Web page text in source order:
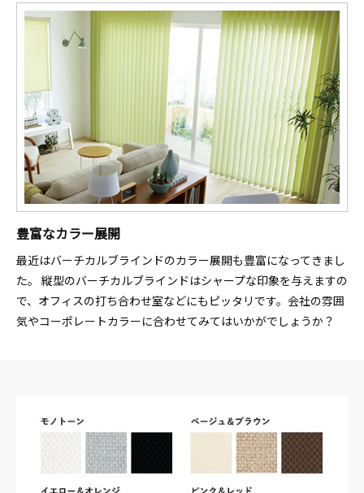
豊富なカラー展開
最近はバーチカルブラインドのカラー展開も豊富になってきまし
た。 縦型のバーチカルブラインドはシャープな印象を与えますの
で、オフィスの打ち合わせ室などにもピッタリです。会社の雰囲
気やコーポレートカラーに合わせてみてはいかがでしょうか？